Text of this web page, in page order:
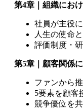
第4章｜組織にお
社員が主役
人生の使命
評価制度・
第5章｜顧客関係
ファンから
5要素を顧客
競争優位を